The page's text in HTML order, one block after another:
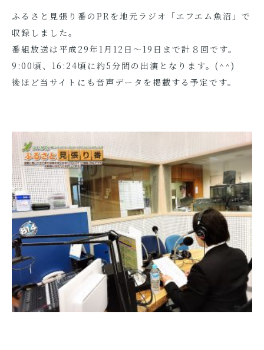
ふるさと見張り番のPRを地元ラジオ「エフエム魚沼」で
収録しました。
番組放送は平成29年1月12日～19日まで計８回です。
9:00頃、16:24頃に約5分間の出演となります。(^^)
後ほど当サイトにも音声データを掲載する予定です。